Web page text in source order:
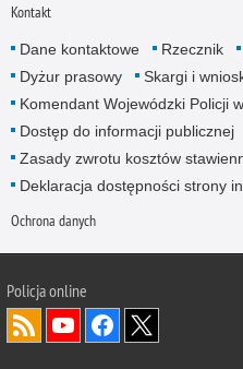
Kontakt
Dane kontaktowe Rzecznik
Dyżur prasowy
Skargi i
Komendant Wojewódzki Policji
Dostęp do informacji publicznej
Zasady zwrotu kosztów
Deklaracja dostępności strony
Ochrona danych
Policja online